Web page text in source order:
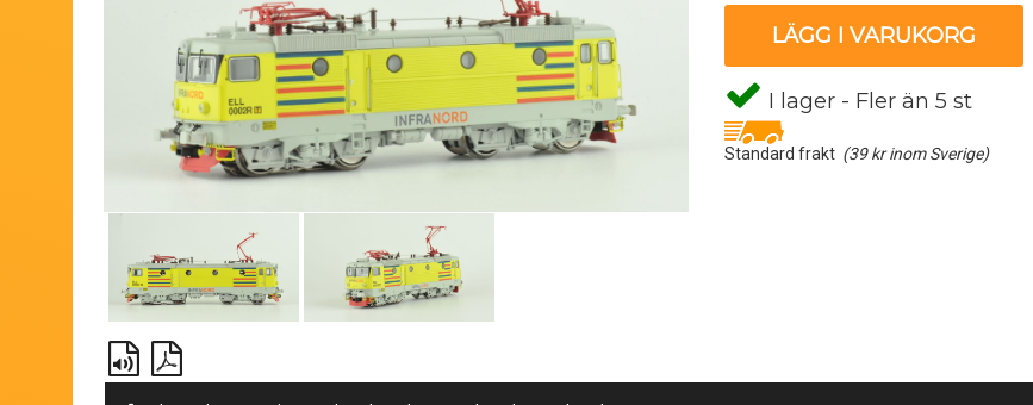
LÄGG I VARUKORG
I lager - Fler än 5 st
Standard frakt (39 kr inom Sverige)